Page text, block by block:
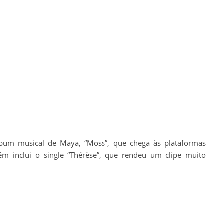
musical de Maya, “Moss”, que chega às plataformas
inclui o single “Thérèse”, que rendeu um clipe muito